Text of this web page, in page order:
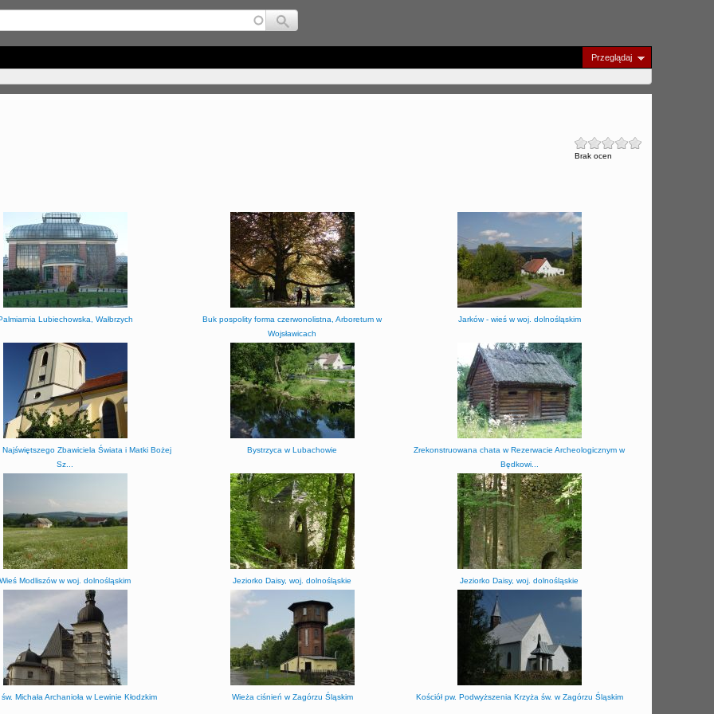
Jump to navigation
Przeglądaj
Brak ocen
Lubiechowska, Wałbrzych
Buk pospolity forma czerwonolistna, Arboretum w
Wojsławicach
Jarków - wieś w woj. dolnośląskim
Najświętszego Zbawiciela Świata i Matki Bożej
Sz...
Bystrzyca w Lubachowie
Zrekonstruowana chata w Rezerwacie Archeologicznym w
Będkowi...
Wieś Modliszów w woj. dolnośląskim Jeziorko Daisy, woj. dolnośląskie Jeziorko Daisy, woj. dolnośląskie
św. Michała Archanioła w Lewinie Kłodzkim Wieża ciśnień w Zagórzu Śląskim Kościół pw. Podwyższenia Krzyża św. w Zagórzu Śląskim